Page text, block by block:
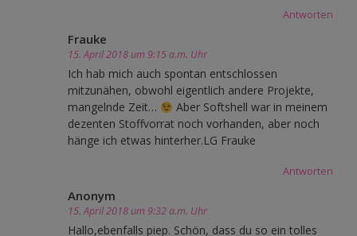
Antworten
Frauke
15. April 2018 um 9:15 a.m. Uhr
Ich hab mich auch spontan entschlossen
mitzunähen, obwohl eigentlich andere Projekte,
mangelnde Zeit…
Aber Softshell war in meinem
dezenten Stoffvorrat noch vorhanden, aber noch
hänge ich etwas hinterher.LG Frauke
Antworten
Anonym
15. April 2018 um 9:32 a.m. Uhr
Hallo,ebenfalls piep. Schön, dass du so ein tolles